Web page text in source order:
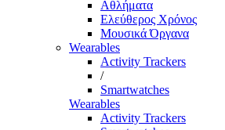
Αθλήματα
Ελεύθερος Χρόνος
Μουσικά Όργανα
Wearables
Activity Trackers
/
Smartwatches
Wearables
Activity Trackers